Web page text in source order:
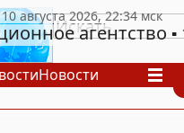
агентство
Новости